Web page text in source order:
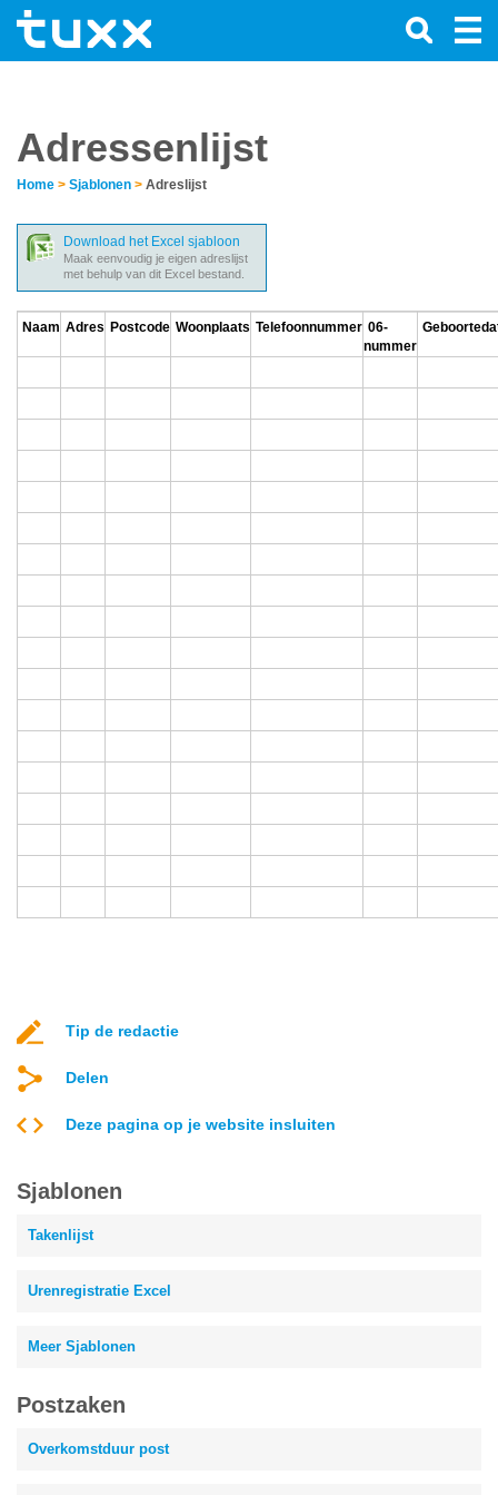
Adressenlijst
Home > Sjablonen > Adreslijst
Download het Excel sjabloon
Maak eenvoudig je eigen adreslijst
met behulp van dit Excel bestand.
Naam Adres Postcode Woonplaats Telefoonnummer 06-
nummer
Tip de redactie
Delen
Deze pagina op je website insluiten
Sjablonen
Takenlijst
Urenregistratie Excel
Meer Sjablonen
Postzaken
Overkomstduur post